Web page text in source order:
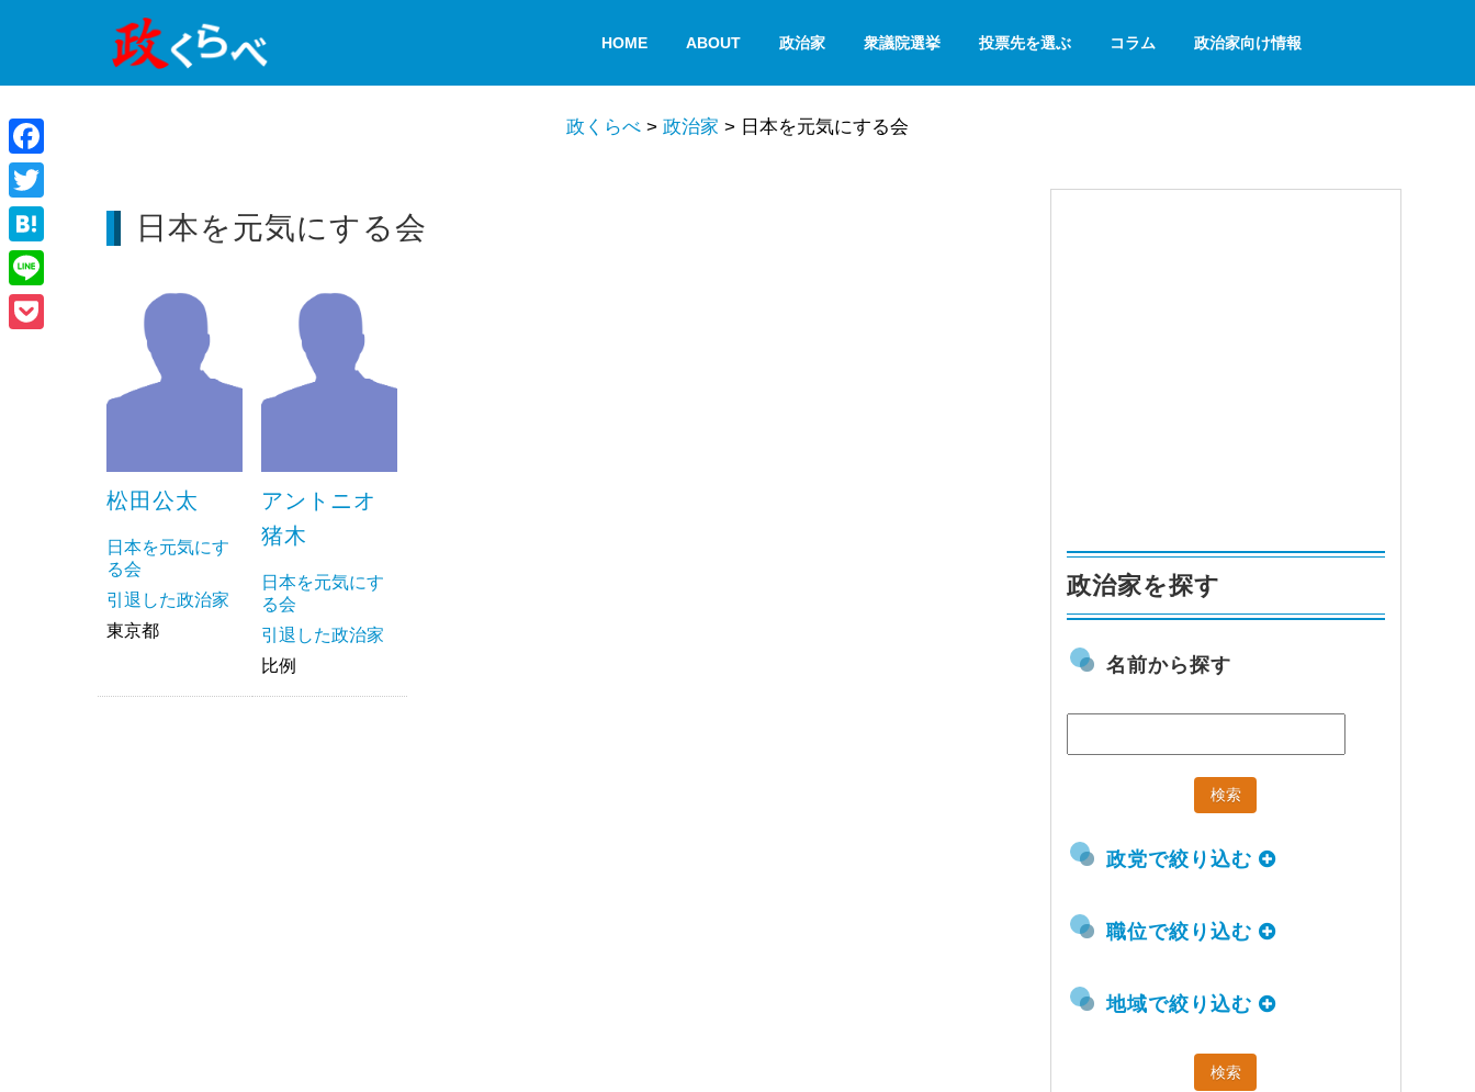
HOME ABOUT 政治家 衆議院選挙 投票先を選ぶ コラム 政治家向け情報
政くらべ > 政治家 > 日本を元気にする会
日本を元気にする会
松田公太
日本を元気にす
る会
引退した政治家
東京都
アントニオ
猪木
日本を元気にす
る会
引退した政治家
比例
政治家を探す
名前から探す
政党で絞り込む
職位で絞り込む
地域で絞り込む
Facebook
Twitter
Hatena
Line